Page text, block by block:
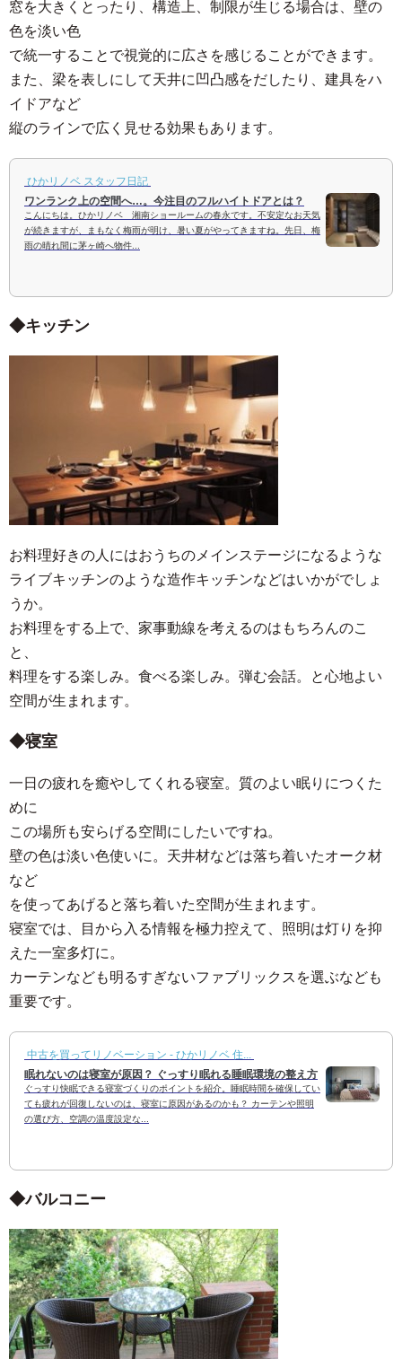
窓を大きくとったり、構造上、制限が生じる場合は、壁の
色を淡い色
で統一することで視覚的に広さを感じることができます。
また、梁を表しにして天井に凹凸感をだしたり、建具をハ
イドアなど
縦のラインで広く見せる効果もあります。
ひかリノベ スタッフ日記
ワンランク上の空間へ…。今注目のフルハイトドアとは？
こんにちは。ひかリノベ 湘南ショールームの春永です。不安定なお天気
が続きますが、まもなく梅雨が明け、暑い夏がやってきますね。先日、梅
雨の晴れ間に茅ヶ崎へ物件...
キッチン
お料理好きの人にはおうちのメインステージになるような
ライブキッチンのような造作キッチンなどはいかがでしょ
うか。
お料理をする上で、家事動線を考えるのはもちろんのこ
と、
料理をする楽しみ。食べる楽しみ。弾む会話。と心地よい
空間が生まれます。
寝室
一日の疲れを癒やしてくれる寝室。質のよい眠りにつくた
めに
この場所も安らげる空間にしたいですね。
壁の色は淡い色使いに。天井材などは落ち着いたオーク材
など
を使ってあげると落ち着いた空間が生まれます。
寝室では、目から入る情報を極力控えて、照明は灯りを抑
えた一室多灯に。
カーテンなども明るすぎないファブリックスを選ぶなども
重要です。
中古を買ってリノベーション - ひかリノベ 住...
眠れないのは寝室が原因？ ぐっすり眠れる睡眠環境の整え方
ぐっすり快眠できる寝室づくりのポイントを紹介。睡眠時間を確保してい
ても疲れが回復しないのは、寝室に原因があるのかも？ カーテンや照明
の選び方、空調の温度設定な...
バルコニー